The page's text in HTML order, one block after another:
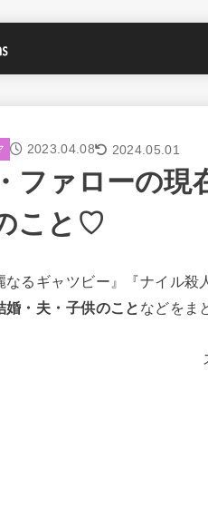
2023.04.08 2024.05.01
ファローの現
こと♡
なるギャツビー』『ナイル殺
婚・夫・子供のこと などをま